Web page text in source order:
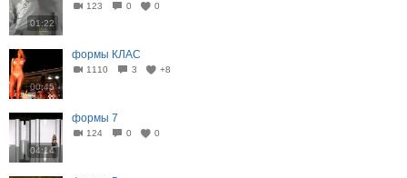
01:22
123 0 0
00:45
формы КЛАС
1110 3 +8
04:14
формы 7
124 0 0